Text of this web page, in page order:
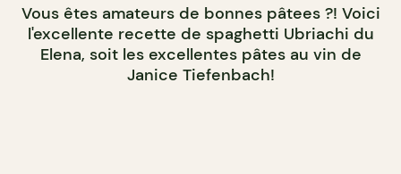
Vous êtes amateurs de bonnes pâtees ?! Voici
l'excellente recette de spaghetti Ubriachi du
Elena, soit les excellentes pâtes au vin de
Janice Tiefenbach!